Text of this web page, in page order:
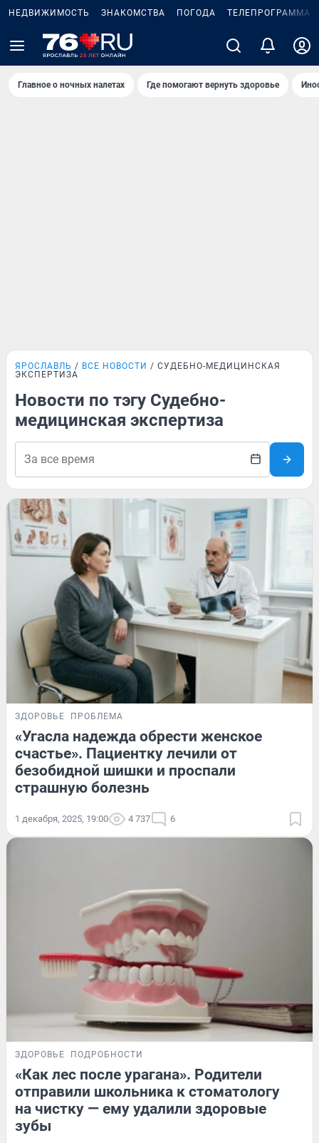
НЕДВИЖИМОСТЬ ЗНАКОМСТВА ПОГОДА ТЕЛЕПРОГРАММА
Главное о ночных налетах Где помогают вернуть здоровье
ЯРОСЛАВЛЬ ВСЕ НОВОСТИ
СУДЕБНО-МЕДИЦИНСКАЯ
ЭКСПЕРТИЗА
Новости по тэгу Судебно-
медицинская экспертиза
ЗДОРОВЬЕ ПРОБЛЕМА
«Угасла надежда обрести женское
счастье». Пациентку лечили от
безобидной шишки и проспали
страшную болезнь
1 декабря, 2025, 19:00 4 737 6
ЗДОРОВЬЕ ПОДРОБНОСТИ
«Как лес после урагана». Родители
отправили школьника к стоматологу
на чистку — ему удалили здоровые
зубы